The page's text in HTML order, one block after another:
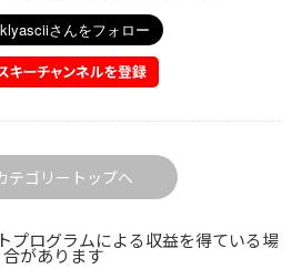
テゴリートップへ
プログラムによる収益を得ている場
合があります